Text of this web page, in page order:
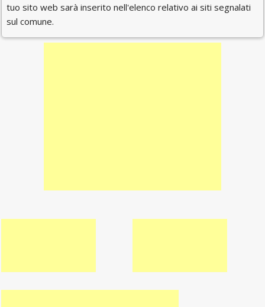
tuo sito web sarà inserito nell'elenco relativo ai siti segnalati
sul comune.